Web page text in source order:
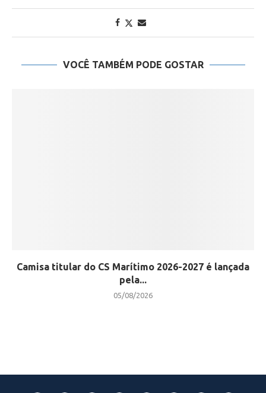
VOCÊ TAMBÉM PODE GOSTAR
Camisa titular do CS Marítimo 2026-2027 é lançada
pela...
05/08/2026